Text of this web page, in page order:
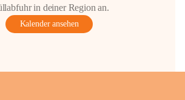
in deiner Region an.
Kalender ansehen